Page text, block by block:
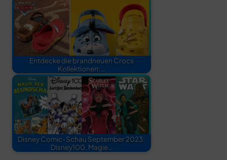
Entdecke die brandneuen Crocs
Kollektionen:…
Disney Comic-Schau September 2023:
Disney100, Magie…